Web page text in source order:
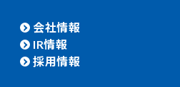
会社情報
IR情報
採用情報